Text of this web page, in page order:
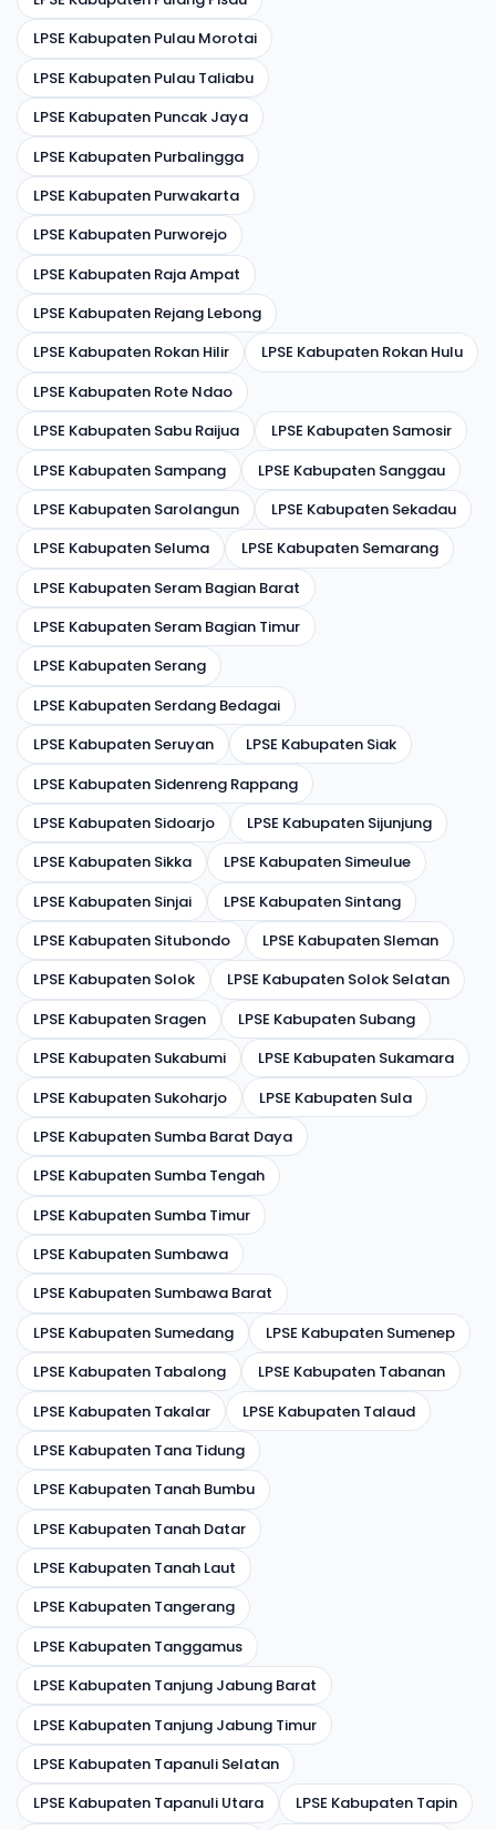
LPSE Kabupaten Pulau Morotai
LPSE Kabupaten Pulau Taliabu
LPSE Kabupaten Puncak Jaya
LPSE Kabupaten Purbalingga
LPSE Kabupaten Purwakarta
LPSE Kabupaten Purworejo
LPSE Kabupaten Raja Ampat
LPSE Kabupaten Rejang Lebong
LPSE Kabupaten Rokan Hilir
LPSE Kabupaten Rokan Hulu
LPSE Kabupaten Rote Ndao
LPSE Kabupaten Sabu Raijua
LPSE Kabupaten Samosir
LPSE Kabupaten Sampang
LPSE Kabupaten Sanggau
LPSE Kabupaten Sarolangun
LPSE Kabupaten Sekadau
LPSE Kabupaten Seluma
LPSE Kabupaten Semarang
LPSE Kabupaten Seram Bagian Barat
LPSE Kabupaten Seram Bagian Timur
LPSE Kabupaten Serang
LPSE Kabupaten Serdang Bedagai
LPSE Kabupaten Seruyan
LPSE Kabupaten Siak
LPSE Kabupaten Sidenreng Rappang
LPSE Kabupaten Sidoarjo
LPSE Kabupaten Sijunjung
LPSE Kabupaten Sikka
LPSE Kabupaten Simeulue
LPSE Kabupaten Sinjai
LPSE Kabupaten Sintang
LPSE Kabupaten Situbondo
LPSE Kabupaten Sleman
LPSE Kabupaten Solok
LPSE Kabupaten Solok Selatan
LPSE Kabupaten Sragen
LPSE Kabupaten Subang
LPSE Kabupaten Sukabumi
LPSE Kabupaten Sukamara
LPSE Kabupaten Sukoharjo
LPSE Kabupaten Sula
LPSE Kabupaten Sumba Barat Daya
LPSE Kabupaten Sumba Tengah
LPSE Kabupaten Sumba Timur
LPSE Kabupaten Sumbawa
LPSE Kabupaten Sumbawa Barat
LPSE Kabupaten Sumedang
LPSE Kabupaten Sumenep
LPSE Kabupaten Tabalong
LPSE Kabupaten Tabanan
LPSE Kabupaten Takalar
LPSE Kabupaten Talaud
LPSE Kabupaten Tana Tidung
LPSE Kabupaten Tanah Bumbu
LPSE Kabupaten Tanah Datar
LPSE Kabupaten Tanah Laut
LPSE Kabupaten Tangerang
LPSE Kabupaten Tanggamus
LPSE Kabupaten Tanjung Jabung Barat
LPSE Kabupaten Tanjung Jabung Timur
LPSE Kabupaten Tapanuli Selatan
LPSE Kabupaten Tapanuli Utara
LPSE Kabupaten Tapin